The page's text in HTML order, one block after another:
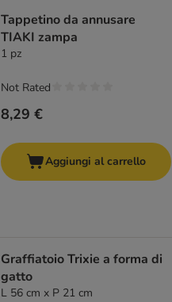
Tappetino da annusare
TIAKI zampa
1 pz
8,29 €
Not Rated
Aggiungi al carrello
Graffiatoio Trixie a forma di
gatto
L 56 cm x P 21 cm